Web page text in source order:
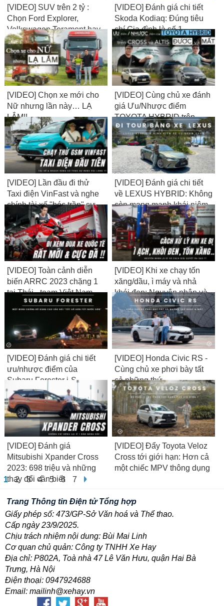
[VIDEO] SUV trên 2 tỷ :
Chọn Ford Explorer,
Volkswagen Teramont hay
Toyota Land Cruiser
Prado?
[VIDEO] Đánh giá chi tiết
Skoda Kodiaq: Đúng tiêu
chí Gia đình là số 1
[VIDEO] Chọn xe mới cho
Nữ nhưng lần này… LẠ
LẮM!!
[VIDEO] Cùng chủ xe đánh
giá Ưu/Nhược điểm
TOYOTA HYBRID trên
CROSS và ALTIS: Được
và Mất?
[VIDEO] Lần đầu đi thử
Taxi điện VinFast và nghe
chính tài xế "bóc trần" sự
thật về thu nhập...
[VIDEO] Đánh giá chi tiết
về LEXUS HYBRID: Không
còn mong manh khái niệm
NHÀM & VUI...
[VIDEO] Toàn cảnh diễn
biến ARRC 2023 chặng 1
tại Thái - team Việt Nam
bất ngờ lọt Top
[VIDEO] Khi xe chạy tốn
xăng/dầu, ì máy và nhả
khói đen: Nguyên nhân và
cách giải quyết là gì?
[VIDEO] Đánh giá chi tiết
ưu/nhược điểm của
Subaru Forester i-S
Eyesight 2023
[VIDEO] Honda Civic RS -
Cùng chủ xe phơi bày tất
cả những thứ
ĐƯỢC/MẤT...
[VIDEO] Đánh giá
Mitsubishi Xpander Cross
2023: 698 triệu và những
thay đổi cần biết
[VIDEO] Đẩy Toyota Veloz
Cross tới giới hạn: Hơn cả
một chiếc MPV thông dụng
1
2 3 4 5 6 7
Trang Thông tin Điện tử Tổng hợp
Giấy phép số: 473/GP-Sở Văn hoá và Thể thao.
Cấp ngày 23/9/2025.
Chịu trách nhiệm nội dung: Bùi Mai Linh
Cơ quan chủ quản: Công ty TNHH Xe Hay
Địa chỉ: P802A, Toà nhà 47 Lê Văn Hưu, quận Hai Bà
Trưng, Hà Nội
Điện thoại: 0947924688
Email: mailinh@xehay.vn